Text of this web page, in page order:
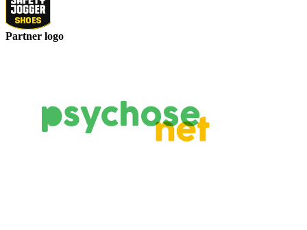
Partner logo